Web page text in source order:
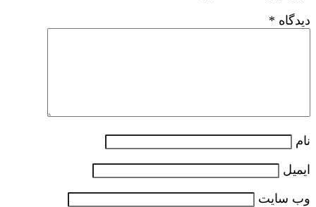
دیدگاه *
نام
ایمیل
وب‌ سایت